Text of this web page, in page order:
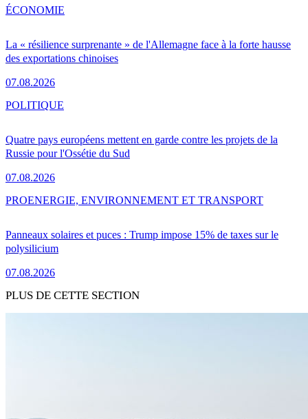
La « résilience surprenante » de l'Allemagne face à la forte hausse
des exportations chinoises
07.08.2026
ÉCONOMIE
Quatre pays européens mettent en garde contre les projets de la
Russie pour l'Ossétie du Sud
07.08.2026
POLITIQUE
Panneaux solaires et puces : Trump impose 15% de taxes sur le
polysilicium
07.08.2026
PROENERGIE, ENVIRONNEMENT ET TRANSPORT
PLUS DE CETTE SECTION